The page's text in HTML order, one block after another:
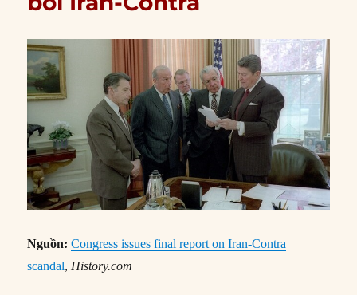
Nguồn:Congress issues final report on Iran-Contra
scandal, History.com